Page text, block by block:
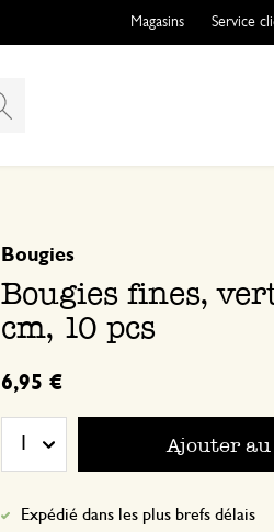
Magasins Service
Bougies fines,
cm, 10 pcs
Bougies
6,95 €
Ajouter
Expédié dans les plus brefs délais